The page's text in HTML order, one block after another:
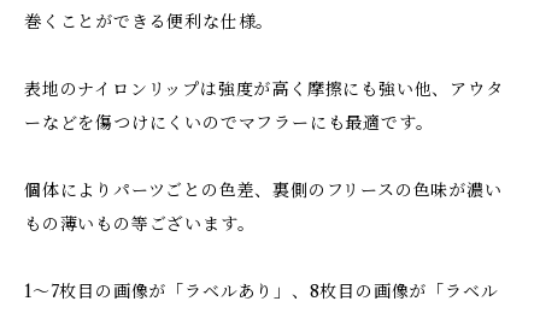
巻くことができる便利な仕様。
表地のナイロンリップは強度が高く摩擦にも強い他、アウタ
ーなどを傷つけにくいのでマフラーにも最適です。
個体によりパーツごとの色差、裏側のフリースの色味が濃い
もの薄いもの等ございます。
1〜7枚目の画像が「ラベルあり」、8枚目の画像が「ラベル